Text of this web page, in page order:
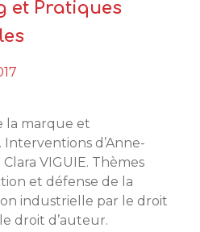
et Pratiques
la marque et
Interventions d’Anne-
VIGUIE. Thèmes
et défense de la
industrielle par le droit
droit d’auteur.